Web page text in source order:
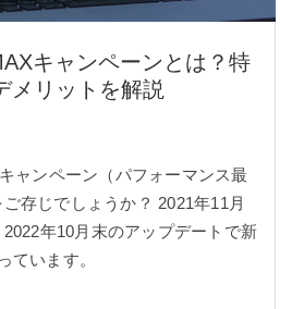
キャンペーンとは？特
メリットを解説
ャンペーン（パフォーマンス最
ご存じでしょうか？ 2021年11月
年10月末のアップデートで新
ています。